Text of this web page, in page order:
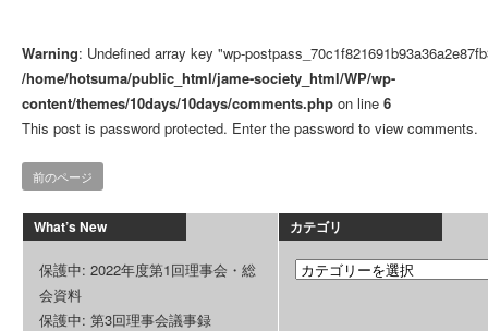
Warning: Undefined array key "wp-
/home/hotsuma/public_html/jame-society_html/WP/wp-
content/themes/10days/10days/comments.php on line 6
This post is password protected. Enter the password to view comments.
前のページ
What’s New
保護中: 2022年度第1回理事会・総
会資料
保護中: 第3回理事会議事録
カテゴリ